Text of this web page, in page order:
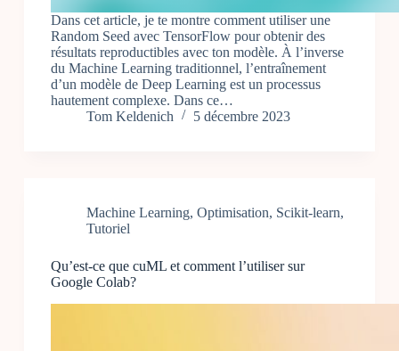
Dans cet article, je te montre comment utiliser une
Random Seed avec TensorFlow pour obtenir des
résultats reproductibles avec ton modèle. À l’inverse
du Machine Learning traditionnel, l’entraînement
d’un modèle de Deep Learning est un processus
hautement complexe. Dans ce…
Tom Keldenich
5 décembre 2023
Machine Learning, Optimisation, Scikit-learn,
Tutoriel
Qu’est-ce que cuML et comment l’utiliser sur
Google Colab?